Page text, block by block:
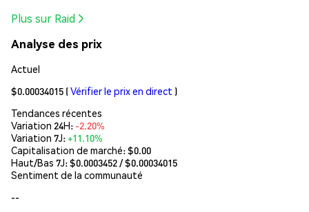
Plus sur Raid
Analyse des prix
Actuel
$0.00034015 (Vérifier le prix en direct )
Tendances récentes
Variation 24H: -2.20%
Variation 7J:+11.10%
Capitalisation de marché:$0.00
Haut/Bas 7J: $0.0003452/ $0.00034015
Sentiment de la communauté
--